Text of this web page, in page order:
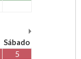
Sábado
5